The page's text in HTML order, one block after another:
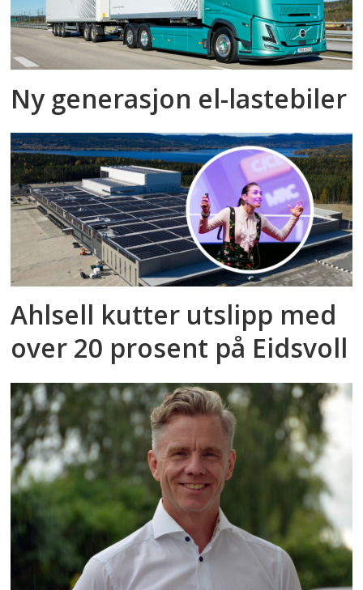
Ny generasjon el-lastebiler
Ahlsell kutter utslipp med
over 20 prosent på Eidsvoll